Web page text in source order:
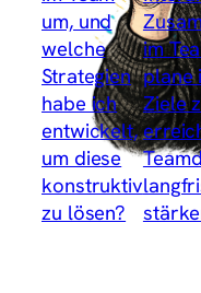
um, und
welche
Strategien
habe ich
entwickelt,
um diese
konstruktiv
zu lösen?
im
plane
Ziele